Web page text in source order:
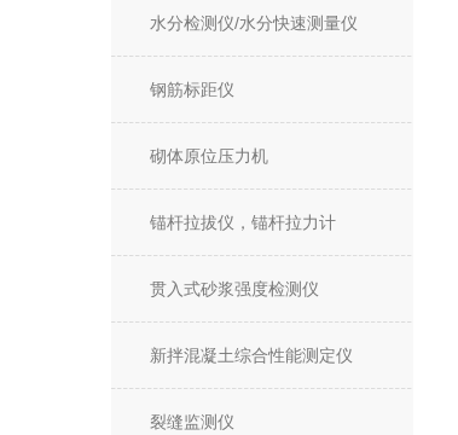
水分检测仪/水分快速测量仪
钢筋标距仪
砌体原位压力机
锚杆拉拔仪，锚杆拉力计
贯入式砂浆强度检测仪
新拌混凝土综合性能测定仪
裂缝监测仪